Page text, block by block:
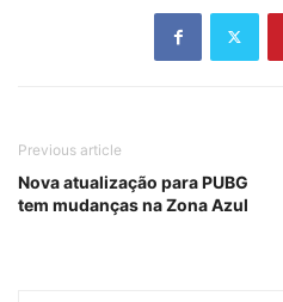
Previous article
Nova atualização para PUBG
tem mudanças na Zona Azul